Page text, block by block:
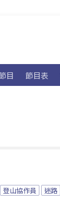
目 節目表
登山協作員 迷路